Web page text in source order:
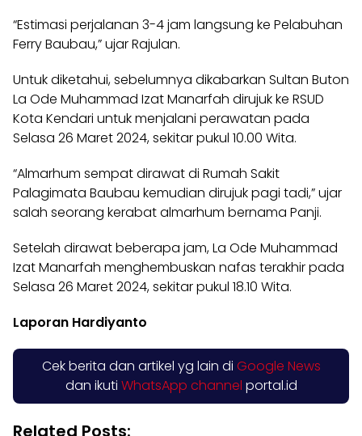
“Estimasi perjalanan 3-4 jam langsung ke Pelabuhan
Ferry Baubau,” ujar Rajulan.
Untuk diketahui, sebelumnya dikabarkan Sultan Buton
La Ode Muhammad Izat Manarfah dirujuk ke RSUD
Kota Kendari untuk menjalani perawatan pada
Selasa 26 Maret 2024, sekitar pukul 10.00 Wita.
“Almarhum sempat dirawat di Rumah Sakit
Palagimata Baubau kemudian dirujuk pagi tadi,” ujar
salah seorang kerabat almarhum bernama Panji.
Setelah dirawat beberapa jam, La Ode Muhammad
Izat Manarfah menghembuskan nafas terakhir pada
Selasa 26 Maret 2024, sekitar pukul 18.10 Wita.
Laporan Hardiyanto
Cek berita dan artikel yg lain di Google News
dan ikuti WhatsApp channel portal.id